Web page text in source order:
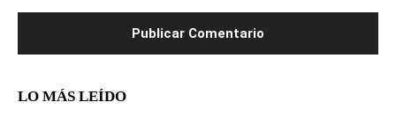
LO MÁS LEÍDO